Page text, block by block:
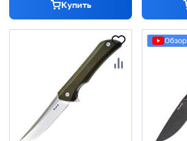
Купить
Обзор